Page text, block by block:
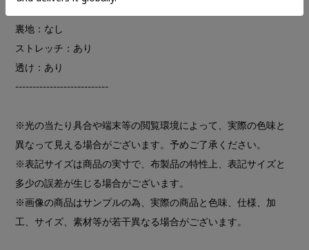
裏地：なし
ストレッチ：あり
透け：あり
---------------------------
※光の当たり具合や端末等の閲覧環境によって、実際の色味と
異なって見える場合がございます。予めご了承ください。
※表記サイズは商品の実寸で、布製品の特性上、表記サイズと
多少の誤差が生じる場合がございます。
※画像の商品はサンプルの為、実際の商品と色味、仕様、加
工、サイズ、素材等が若干異なる場合がございます。